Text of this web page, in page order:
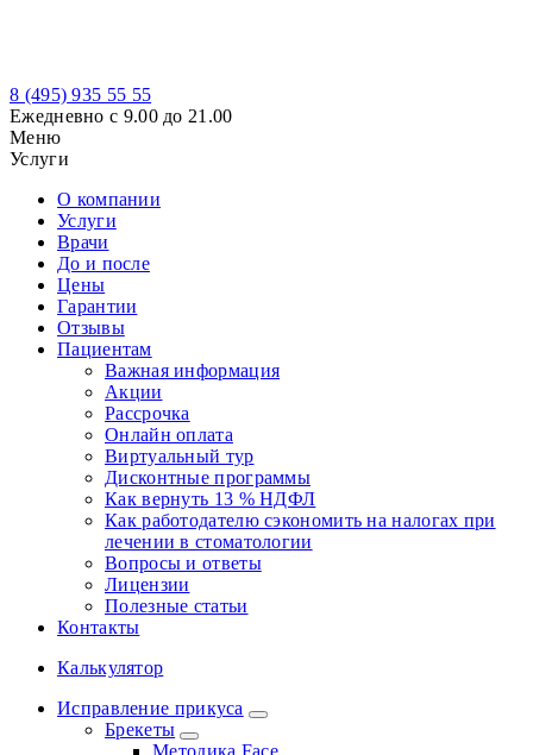
8 (495) 935 55 55
Ежедневно с 9.00 до 21.00
Меню
Услуги
О компании
Услуги
Врачи
До и после
Цены
Гарантии
Отзывы
Пациентам
Важная информация
Акции
Рассрочка
Онлайн оплата
Виртуальный тур
Дисконтные программы
Как вернуть 13 % НДФЛ
Как работодателю сэкономить на налогах при
лечении в стоматологии
Вопросы и ответы
Лицензии
Полезные статьи
Контакты
Калькулятор
Исправление прикуса
Брекеты
Методика Face